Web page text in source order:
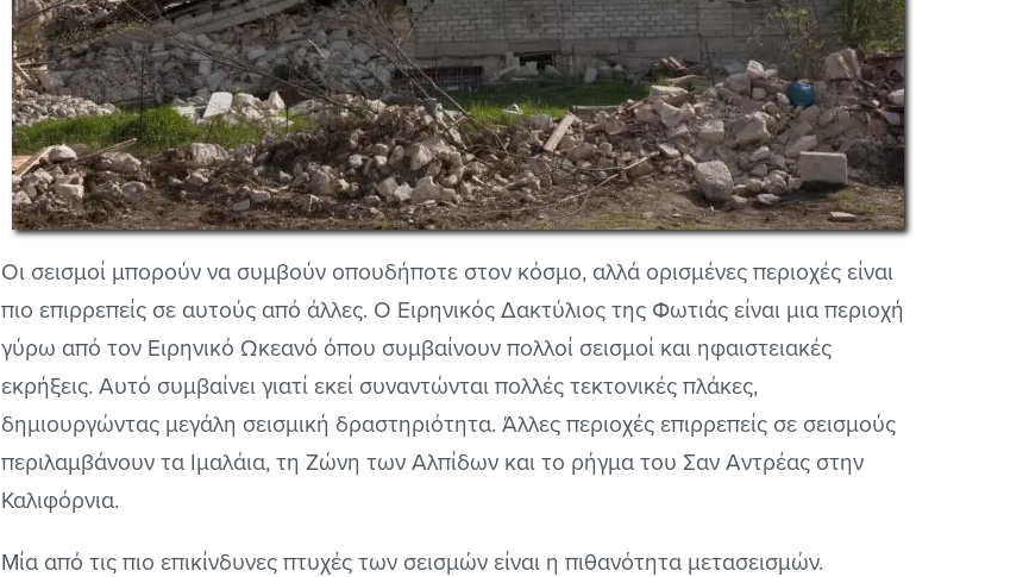
Οι σεισμοί μπορούν να συμβούν οπουδήποτε στον κόσμο, αλλά ορισμένες περιοχές είναι
πιο επιρρεπείς σε αυτούς από άλλες. Ο Ειρηνικός Δακτύλιος της Φωτιάς είναι μια περιοχή
γύρω από τον Ειρηνικό Ωκεανό όπου συμβαίνουν πολλοί σεισμοί και ηφαιστειακές
εκρήξεις. Αυτό συμβαίνει γιατί εκεί συναντώνται πολλές τεκτονικές πλάκες,
δημιουργώντας μεγάλη σεισμική δραστηριότητα. Άλλες περιοχές επιρρεπείς σε σεισμούς
περιλαμβάνουν τα Ιμαλάια, τη Ζώνη των Αλπίδων και το ρήγμα του Σαν Αντρέας στην
Καλιφόρνια.
Μία από τις πιο επικίνδυνες πτυχές των σεισμών είναι η πιθανότητα μετασεισμών.